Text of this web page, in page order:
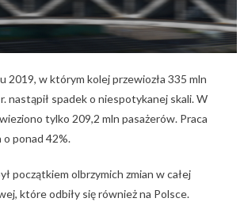
2019, w którym kolej przewiozła 335 mln
nastąpił spadek o niespotykanej skali. W
tylko 209,2 mln pasażerów. Praca
o ponad 42%.
początkiem olbrzymich zmian w całej
które odbiły się również na Polsce.